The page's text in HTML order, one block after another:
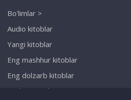
Bo'limlar >
Audio kitoblar
Yangi kitoblar
Eng mashhur kitoblar
Eng dolzarb kitoblar
Biz haqimizda